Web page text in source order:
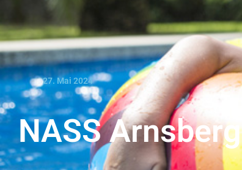
27. Mai 2024
NASS Arnsberg